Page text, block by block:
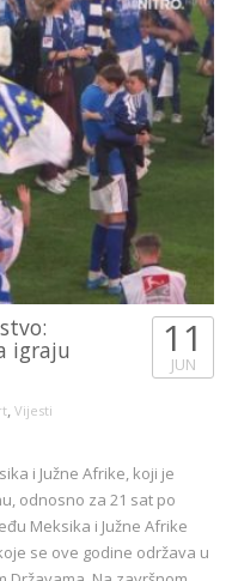
igraju
, Vijesti
11
JUN
i Južne Afrike, koji je
odnosno za 21 sat po
Meksika i Južne Afrike
se ove godine održava u